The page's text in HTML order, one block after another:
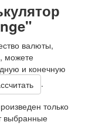
валюты,
можете
и конечную
.
только
выбранные